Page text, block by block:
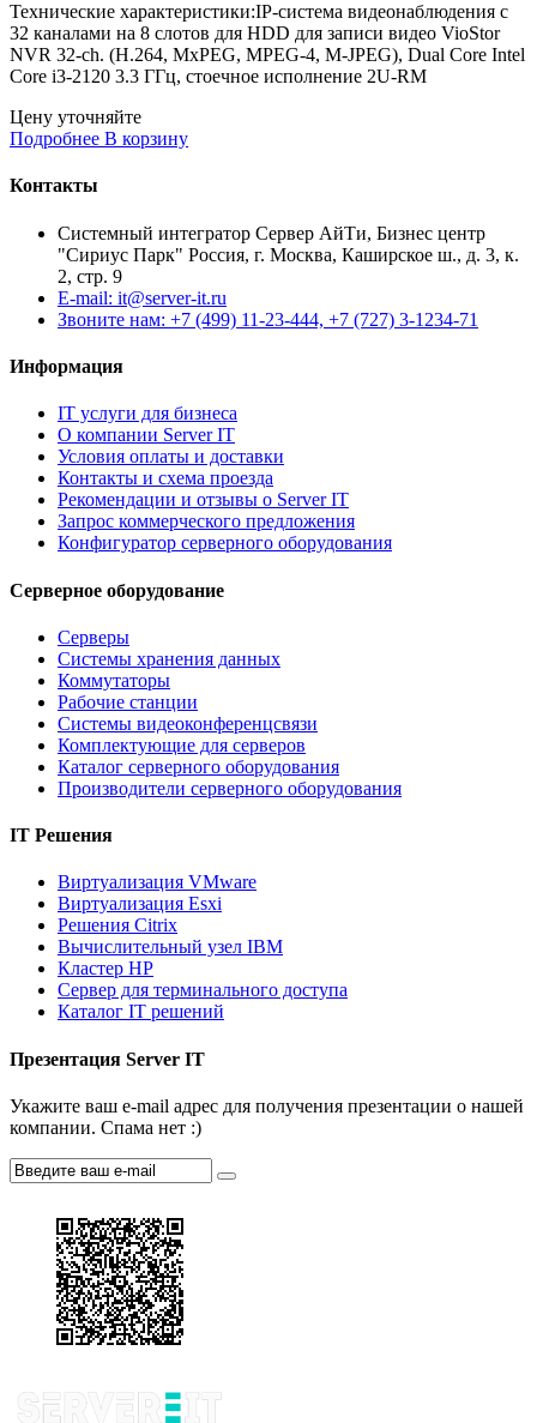
Технические характеристики:IP-система видеонаблюдения с
32 каналами на 8 слотов для HDD для записи видео VioStor
NVR 32-ch. (H.264, MxPEG, MPEG-4, M-JPEG), Dual Core Intel
Core i3-2120 3.3 ГГц, стоечное исполнение 2U-RM
Цену уточняйте
Подробнее В корзину
Контакты
Системный интегратор Сервер АйТи, Бизнес центр
"Сириус Парк" Россия, г. Москва, Каширское ш., д. 3, к.
2, стр. 9
E-mail: it@server-it.ru
Звоните нам: +7 (499) 11-23-444, +7 (727) 3-1234-71
Информация
IT услуги для бизнеса
О компании Server IT
Условия оплаты и доставки
Контакты и схема проезда
Рекомендации и отзывы о Server IT
Запрос коммерческого предложения
Конфигуратор серверного оборудования
Серверное оборудование
Серверы
Системы хранения данных
Коммутаторы
Рабочие станции
Системы видеоконференцсвязи
Комплектующие для серверов
Каталог серверного оборудования
Производители серверного оборудования
IT Решения
Виртуализация VMware
Виртуализация Esxi
Решения Citrix
Вычислительный узел IBM
Кластер HP
Сервер для терминального доступа
Каталог IT решений
Презентация Server IT
Укажите ваш e-mail адрес для получения презентации о нашей
компании. Спама нет :)